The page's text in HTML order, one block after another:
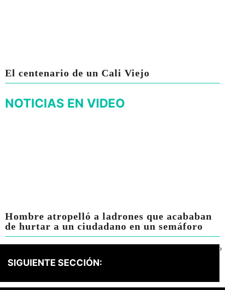
El centenario de un Cali Viejo
NOTICIAS EN VIDEO
Hombre atropelló a ladrones que acababan
de hurtar a un ciudadano en un semáforo
SIGUIENTE SECCIÓN:
›